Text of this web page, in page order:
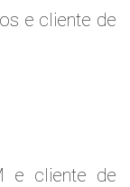
e cliente de
e cliente de